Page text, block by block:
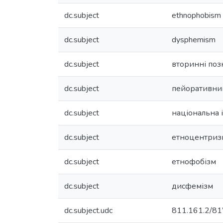
dc.subject ethnophobism
dc.subject dysphemism
dc.subject вторинні
dc.subject
dc.subject національна
dc.subject
dc.subject етнофобізм
dc.subject дисфемізм
dc.subject.udc 811.161.2/